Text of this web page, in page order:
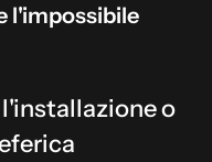
l'impossibile
o